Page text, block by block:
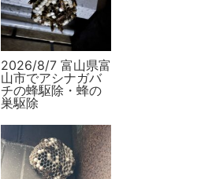
2026/8/7 富山県富
山市でアシナガバ
チの蜂駆除・蜂の
巣駆除